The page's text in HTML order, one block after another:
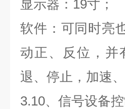
显示器：19寸；
软件：可同时亮
动正、反位，并
退、停止，加速、
3.10、 信号设备